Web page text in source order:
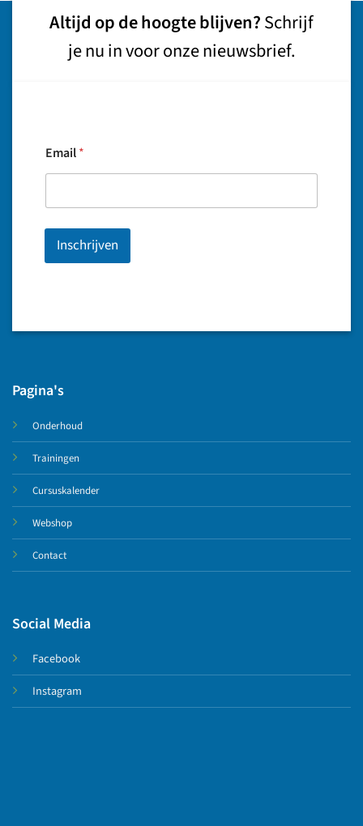
Altijd op de hoogte blijven?Schrijf
je nu in voor onze nieuwsbrief.
Email*
Inschrijven
Pagina's
Onderhoud
Trainingen
Cursuskalender
Webshop
Contact
Social Media
Facebook
Instagram